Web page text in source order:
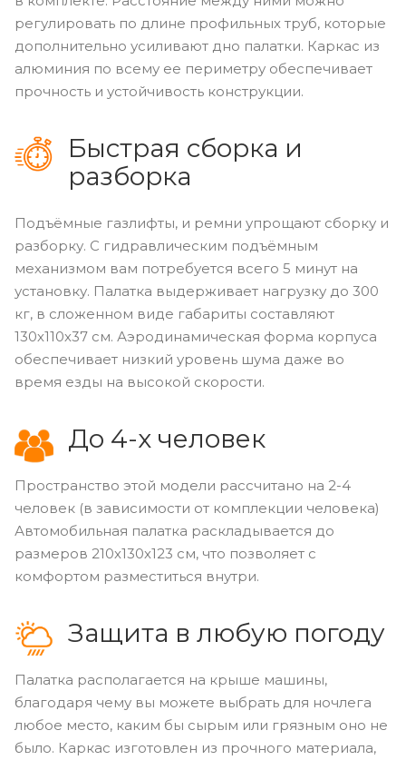
регулировать по длине профильных труб, которые
дополнительно усиливают дно палатки. Каркас из
алюминия по всему ее периметру обеспечивает
прочность и устойчивость конструкции.
Быстрая сборка и
разборка
Подъёмные газлифты, и ремни упрощают сборку и
разборку. С гидравлическим подъёмным
механизмом вам потребуется всего 5 минут на
установку. Палатка выдерживает нагрузку до 300
кг, в сложенном виде габариты составляют
130х110х37 см. Аэродинамическая форма корпуса
обеспечивает низкий уровень шума даже во
время езды на высокой скорости.
До 4-х человек
Пространство этой модели рассчитано на 2-4
человек (в зависимости от комплекции человека)
Автомобильная палатка раскладывается до
размеров 210х130х123 см, что позволяет с
комфортом разместиться внутри.
Защита в любую погоду
Палатка располагается на крыше машины,
благодаря чему вы можете выбрать для ночлега
любое место, каким бы сырым или грязным оно не
было. Каркас изготовлен из прочного материала,